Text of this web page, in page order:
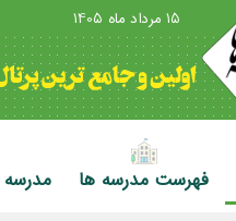
15 مرداد ماه 1405
فهرست مدرسه ها